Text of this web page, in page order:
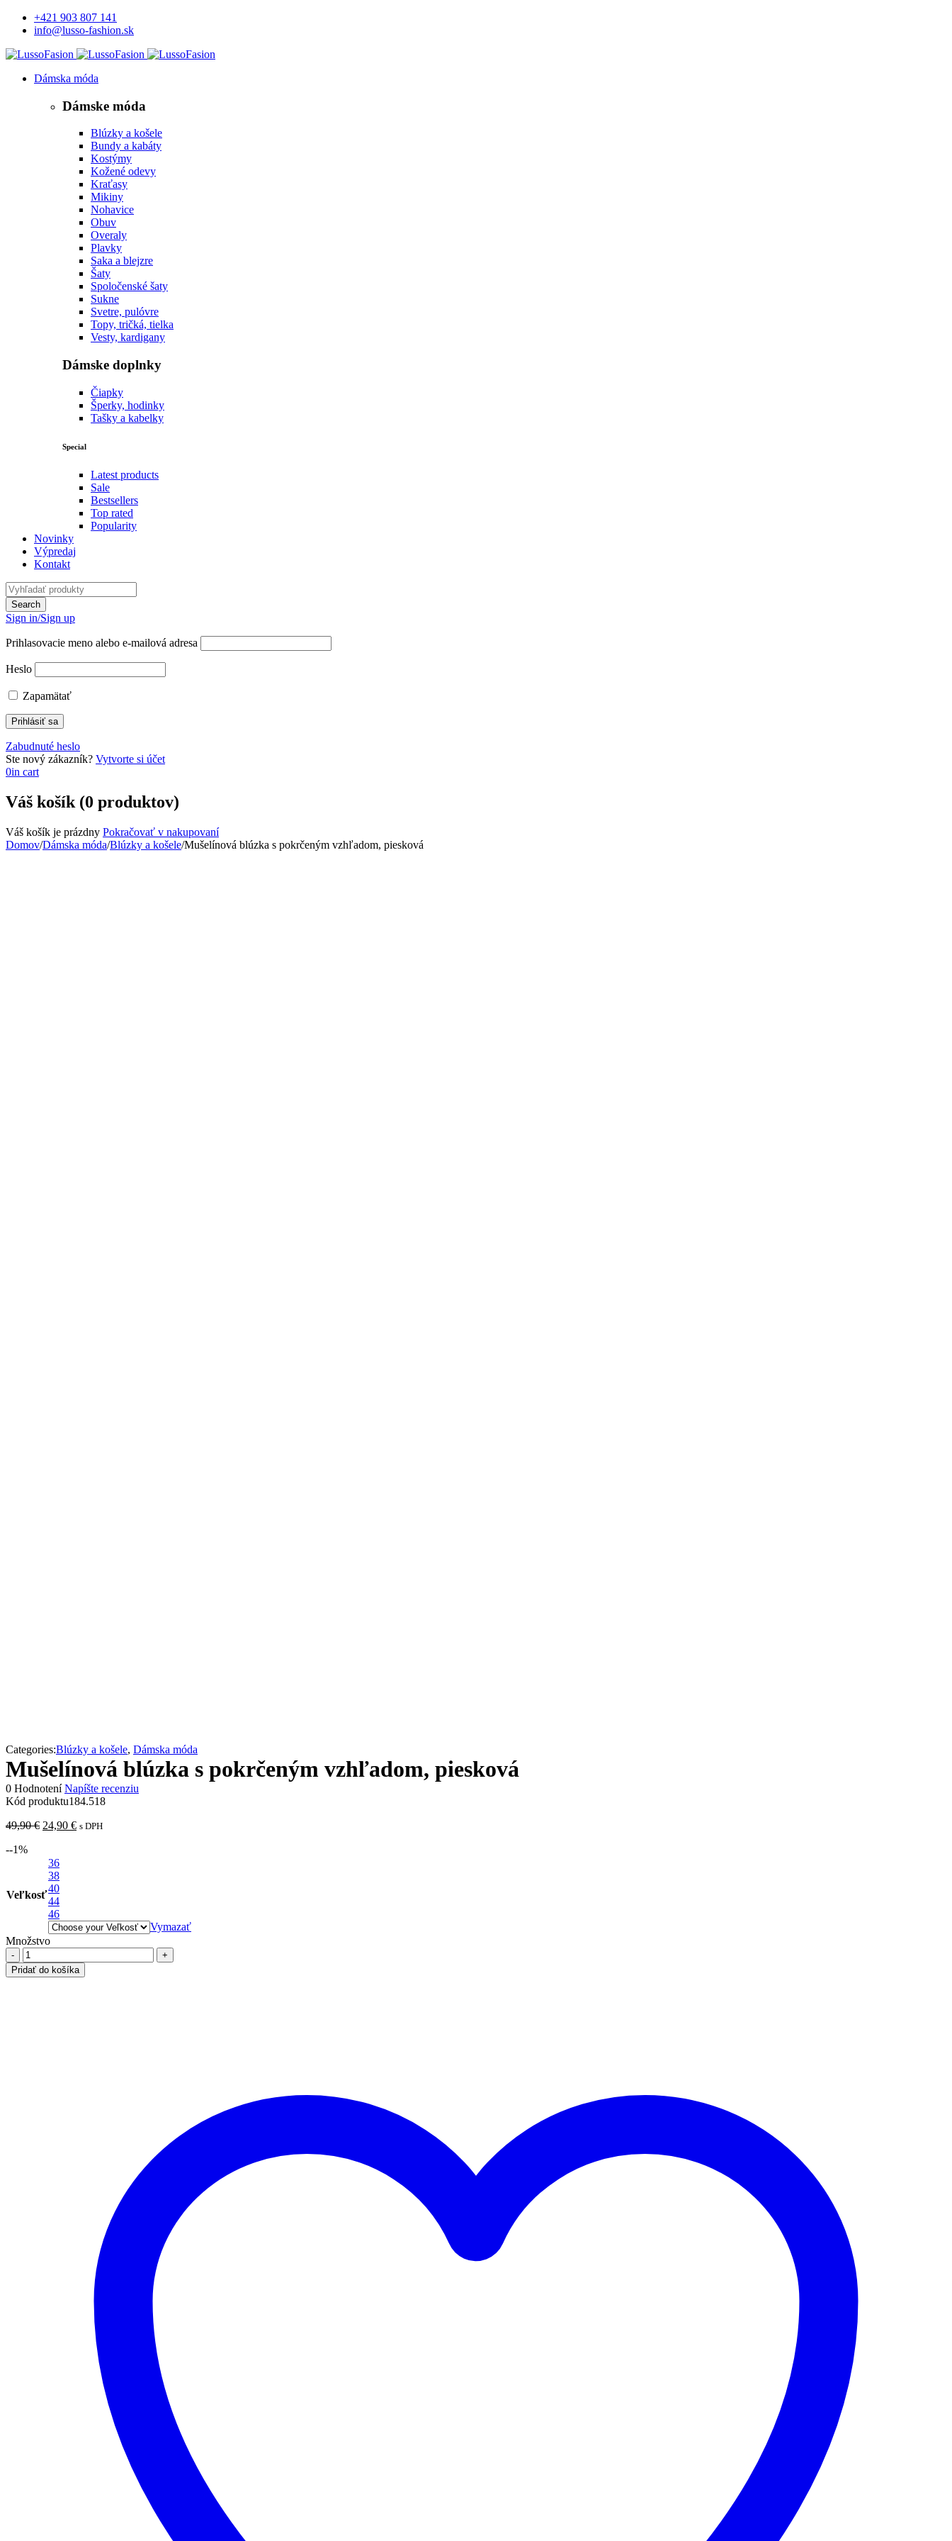
+421 903 807 141
info@lusso-fashion.sk
Dámska móda
Dámske móda
Blúzky a košele
Bundy a kabáty
Kostýmy
Kožené odevy
Kraťasy
Mikiny
Nohavice
Obuv
Overaly
Plavky
Saka a blejzre
Šaty
Spoločenské šaty
Sukne
Svetre, pulóvre
Topy, tričká, tielka
Vesty, kardigany
Dámske doplnky
Čiapky
Šperky, hodinky
Tašky a kabelky
Special
Latest products
Sale
Bestsellers
Top rated
Popularity
Novinky
Výpredaj
Kontakt
Sign in/Sign up
Prihlasovacie meno alebo e-mailová adresa
Heslo
Zapamätať
Zabudnuté heslo
Ste nový zákazník? Vytvorte si účet
0in cart
Váš košík (0 produktov)
Váš košík je prázdny Pokračovať v nakupovaní
Domov/Dámska móda/Blúzky a košele/Mušelínová blúzka s pokrčeným vzhľadom, piesková
Categories:Blúzky a košele, Dámska móda
Mušelínová blúzka s pokrčeným vzhľadom, piesková
0 Hodnotení Napíšte recenziu
Kód produktu184.518
49,90€ Pôvodná
49,90 €.
24,90 €Aktuálna
s DPH
--1%
Veľkosť
36
38
40
44
46
Vymazať
Množstvo
množstvo
Mušelínová
blúzka
Pridať do košíka